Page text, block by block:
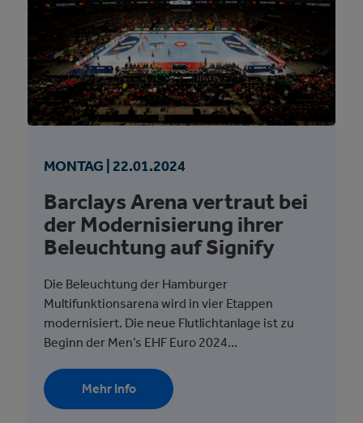
MONTAG | 22.01.2024
Barclays Arena vertraut bei
der Modernisierung ihrer
Beleuchtung auf Signify
Die Beleuchtung der Hamburger
Multifunktionsarena wird in vier Etappen
modernisiert. Die neue Flutlichtanlage ist zu
Beginn der Men’s EHF Euro 2024…
Mehr Info